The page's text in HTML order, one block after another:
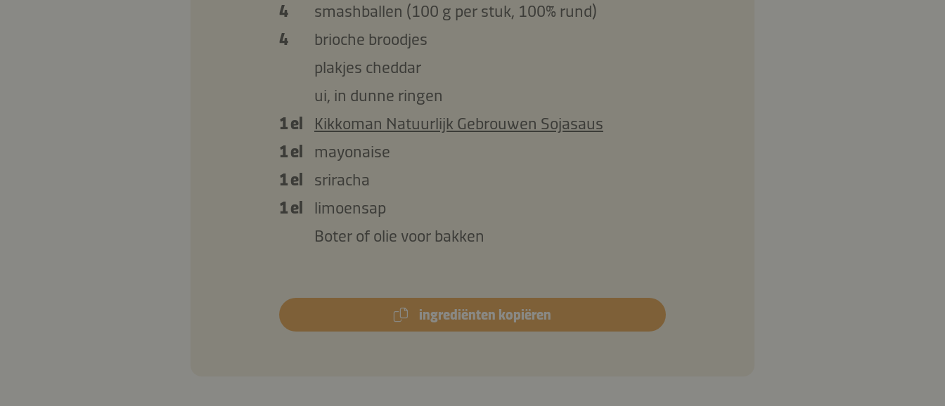
4
smashballen (100 g per stuk, 100% rund)
4
brioche broodjes
plakjes cheddar
ui, in dunne ringen
1 el
Kikkoman Natuurlijk Gebrouwen Sojasaus
1 el
mayonaise
1 el
sriracha
1 el
limoensap
Boter of olie voor bakken
ingrediënten kopiëren